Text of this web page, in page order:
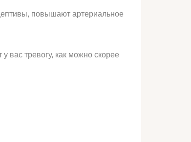
повышают артериальное
вас тревогу, как можно скорее